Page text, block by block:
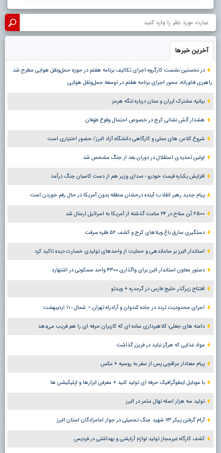
آخرین خبرها
در نخستین نشست کارگروه اجرای تکالیف برنامه هفتم در حوزه حمل‌ونقل هوایی مطرح شد:
راهبری فناورانه، محور اجرای برنامه هفتم در توسعه حمل‌ونقل هوایی
بیانیه مشترک ایران و عمان درباره تنگه هرمز
هشدار آتش نشانی کرج در خصوص احتمال وقوع طوفان
شروع کلاس های عملی و کارگاهی دانشگاه آزاد البرز/ حضور اختیاری است
اولین تمدیدی استقلال در دوران بعد از جنگ مشخص شد
افزایش یکباره قیمت خودرو ؛ صدای وزیر هم از دست کاسبان جنگ درآمد
پیام جدید رهبر انقلاب؛ آینده درخشان منطقه بدون آمریکا در حال رقم خوردن است
۶۵۰۰ تُن سلاح در ۲۴ ساعت گذشته از آمریکا به اسرائیل ارسال شد
دستگیری سارق باغ ویلاهای کرج و کشف ۵۶ فقره سرقت
استاندار البرز بر ساماندهی و حمایت از واحدهای تولیدی خسارت دیده تاکید کرد
دستور معاون استاندار البرز برای واگذاری ۴۳۰۰ واحد مسکونی در اشتهارد
افتتاح زیرگذر خلیج فارس در گرمدره + ویدئو
اجرای محدودیت تردد در جاده کندوان و آزادراه تهران – شمال ؛ ١١ اردیبهشت
دامنه های جعلی؛ کلاهبرداری ساده ای که کاربران حرفه ای را هم فریب می‌دهد
مواد غذایی که هرگز نباید در فریزر گذاشت
پیام معنادار عراقچی پس از سفر به روسیه + عکس
با موبایل اینفوگرافیک حرفه ای تولید کنید + معرفی ابزارها و اپلیکیشن ها
تولید سه هزار اصله نهال مثمر در البرز
آرام گرفتن پیکر ۷۳ شهید جنگ تحمیلی در جوار امامزادگان استان البرز
کشف کارگاه غیرمجاز تولید لوازم آرایشی و بهداشتی در فردیس